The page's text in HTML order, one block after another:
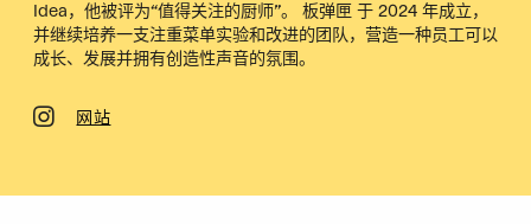
Idea，他被评为“值得关注的厨师”。 板弹匣 于 2024 年成立，
并继续培养一支注重菜单实验和改进的团队，营造一种员工可以
成长、发展并拥有创造性声音的氛围。
网站